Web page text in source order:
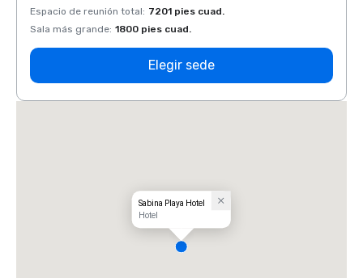
Espacio de reunión total: 7201 pies cuad.
Sala más grande: 1800 pies cuad.
Elegir sede
Sabina Playa Hotel
Hotel